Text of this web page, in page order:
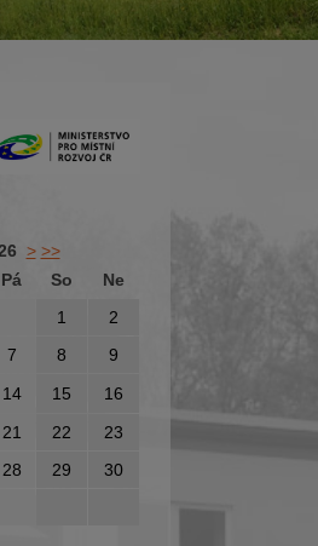
> >>
Pá So
Ne
1
2
7 8
9
14 15
16
21 22
23
28 29
30